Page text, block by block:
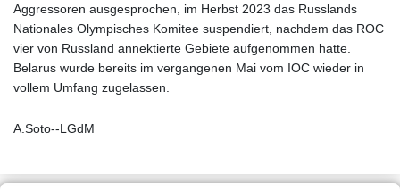
Aggressoren ausgesprochen, im Herbst 2023 das Russlands
Nationales Olympisches Komitee suspendiert, nachdem das ROC
vier von Russland annektierte Gebiete aufgenommen hatte.
Belarus wurde bereits im vergangenen Mai vom IOC wieder in
vollem Umfang zugelassen.
A.Soto--LGdM